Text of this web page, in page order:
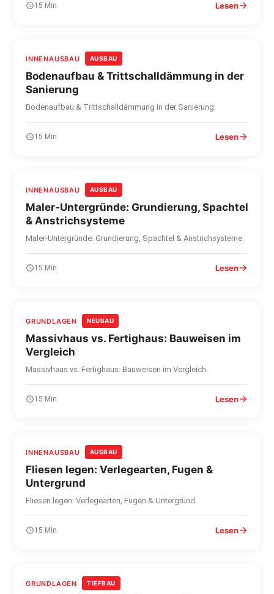
15 Min. Lesen
INNENAUSBAU AUSBAU
Bodenaufbau & Trittschalldämmung in der
Sanierung
Bodenaufbau & Trittschalldämmung in der Sanierung.
15 Min. Lesen
INNENAUSBAU AUSBAU
Maler-Untergründe: Grundierung, Spachtel
& Anstrichsysteme
Maler-Untergründe: Grundierung, Spachtel & Anstrichsysteme.
15 Min. Lesen
GRUNDLAGEN NEUBAU
Massivhaus vs. Fertighaus: Bauweisen im
Vergleich
Massivhaus vs. Fertighaus: Bauweisen im Vergleich.
15 Min. Lesen
INNENAUSBAU AUSBAU
Fliesen legen: Verlegearten, Fugen &
Untergrund
Fliesen legen: Verlegearten, Fugen & Untergrund.
15 Min. Lesen
GRUNDLAGEN TIEFBAU